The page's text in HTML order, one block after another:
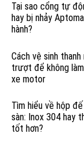
Tại sao cổng tự
hay bị nhảy
hành?
Cách vệ sinh
trượt để không
xe motor
Tìm hiểu về hộp
sàn: Inox 304 hay
tốt hơn?